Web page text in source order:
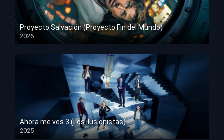
Proyecto Salvación (Proyecto Fin del Mundo)
2026
HD 1080p
Ahora me ves 3 (Los ilusionistas)
2025
HD 1080p